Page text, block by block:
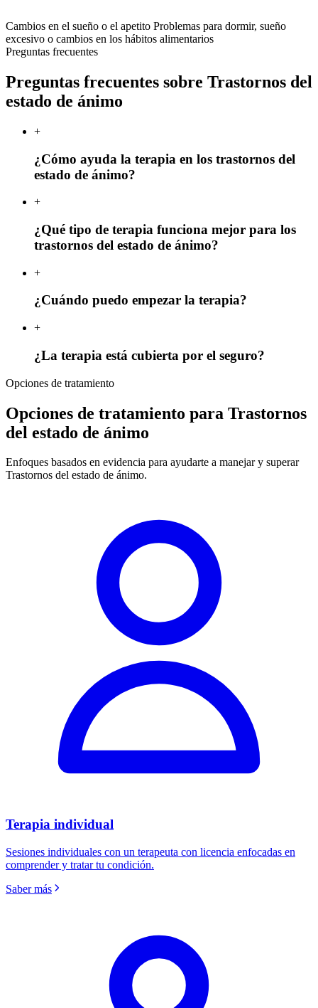
Cambios en el sueño o el apetito Problemas para dormir, sueño
excesivo o cambios en los hábitos alimentarios
Preguntas frecuentes
Preguntas frecuentes sobre Trastornos del
estado de ánimo
+
¿Cómo ayuda la terapia en los trastornos del
estado de ánimo?
+
¿Qué tipo de terapia funciona mejor para los
trastornos del estado de ánimo?
+
¿Cuándo puedo empezar la terapia?
+
¿La terapia está cubierta por el seguro?
Opciones de tratamiento
Opciones de tratamiento para Trastornos
del estado de ánimo
Enfoques basados en evidencia para ayudarte a manejar y superar
Trastornos del estado de ánimo.
Terapia individual
Sesiones individuales con un terapeuta con licencia enfocadas en
comprender y tratar tu condición.
Saber más